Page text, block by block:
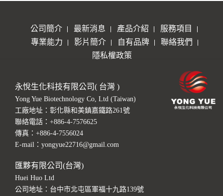
公司簡介 最新消息 產品介紹
服務項目
專業能力
影片簡介 自有品牌
聯絡我們
隱私權政策
永悅生化科技有限公司( 台灣 )
Yong Yue Biotechnology Co, Ltd (Taiwan)
工廠地址：彰化縣和美鎮嘉鐵路261號
聯絡電話： +886-4-7576625
傳真：+886-4-7556024
E-mail： yongyue22716@gmail.com
匯夥有限公司(台灣)
Huei Huo Ltd
公司地址：台中市北屯區軍福十九路139號